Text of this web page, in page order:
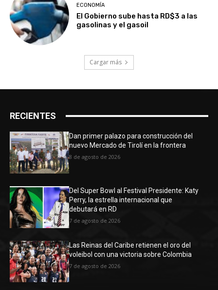
ECONOMÍA
El Gobierno sube hasta RD$3 a las
gasolinas y el gasoil
Cargar más
RECIENTES
Dan primer palazo para construcción del
nuevo Mercado de Tirolí en la frontera
8 de agosto de 2026
Del Super Bowl al Festival Presidente: Katy
Perry, la estrella internacional que
debutará en RD
7 de agosto de 2026
Las Reinas del Caribe retienen el oro del
voleibol con una victoria sobre Colombia
7 de agosto de 2026